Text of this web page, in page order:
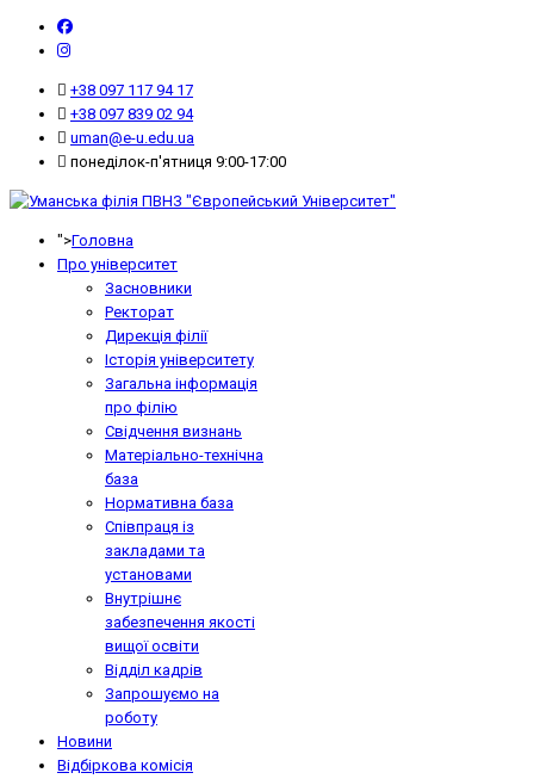
+38 097 117 94 17
+38 097 839 02 94
uman@e-u.edu.ua
понеділок-п'ятниця 9:00-17:00
">Головна
Про університет
Засновники
Ректорат
Дирекція філії
Історія університету
Загальна інформація
про філію
Свідчення визнань
Матеріально-технічна
база
Нормативна база
Співпраця із
закладами та
установами
Внутрішнє
забезпечення якості
вищої освіти
Відділ кадрів
Запрошуємо на
роботу
Новини
Відбіркова комісія